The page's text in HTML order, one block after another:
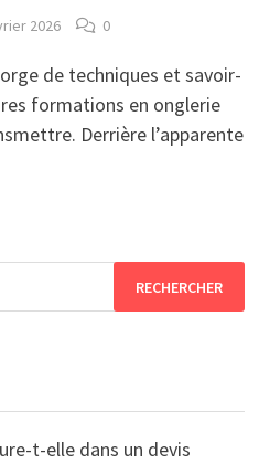
2026 0
de techniques et savoir-
formations en onglerie
Derrière l’apparente
t-elle dans un devis